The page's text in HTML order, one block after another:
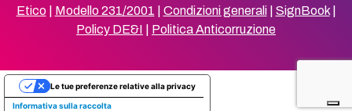
Etico| Modello 231/2001 Condizioni generali| SignBook|
Policy DE&I
Politica Anticorruzione
Informativa sulla raccolta
Le tue preferenze relative alla privacy